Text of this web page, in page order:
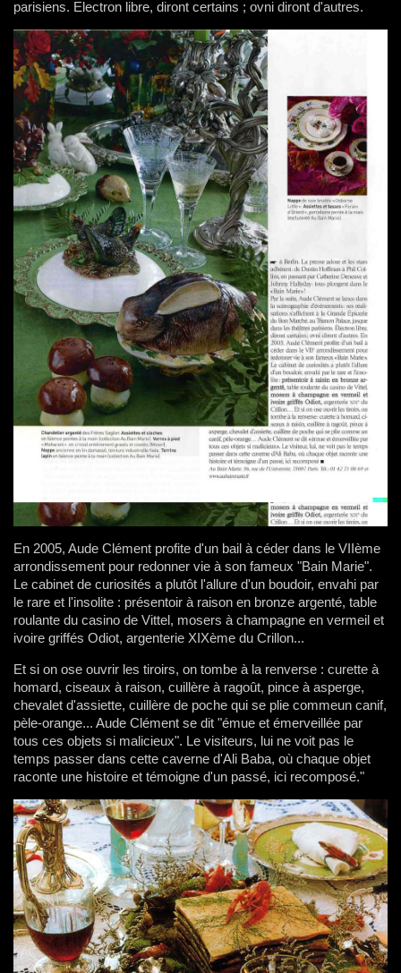
parisiens. Electron libre, diront certains ; ovni diront d'autres.
En 2005, Aude Clément profite d'un bail à céder dans le VIIème
arrondissement pour redonner vie à son fameux "Bain Marie".
Le cabinet de curiosités a plutôt l'allure d'un boudoir, envahi par
le rare et l'insolite : présentoir à raison en bronze argenté, table
roulante du casino de Vittel, mosers à champagne en vermeil et
ivoire griffés Odiot, argenterie XIXème du Crillon...
Et si on ose ouvrir les tiroirs, on tombe à la renverse : curette à
homard, ciseaux à raison, cuillère à ragoût, pince à asperge,
chevalet d'assiette, cuillère de poche qui se plie commeun canif,
pèle-orange... Aude Clément se dit "émue et émerveillée par
tous ces objets si malicieux". Le visiteurs, lui ne voit pas le
temps passer dans cette caverne d'Ali Baba, où chaque objet
raconte une histoire et témoigne d'un passé, ici recomposé."